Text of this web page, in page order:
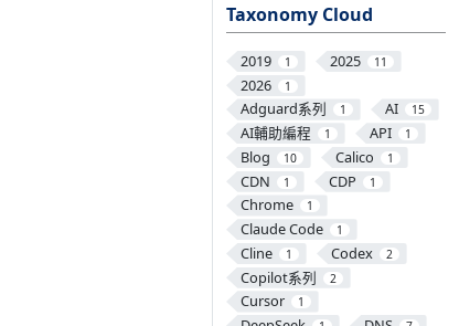
Taxonomy Cloud
2019 1 2025 11
2026 1
Adguard系列 1 AI 15
AI輔助編程 1 API 1
Blog 10 Calico 1
CDN 1 CDP 1
Chrome 1
Claude Code 1
Cline 1 Codex 2
Copilot系列 2
Cursor 1